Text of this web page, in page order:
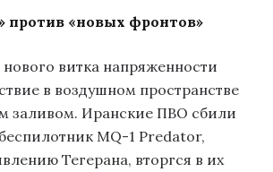
против «новых фронтов»
витка напряженности
в воздушном пространстве
заливом. Иранские ПВО сбили
MQ-1 Predator,
Тегерана, вторгся в их